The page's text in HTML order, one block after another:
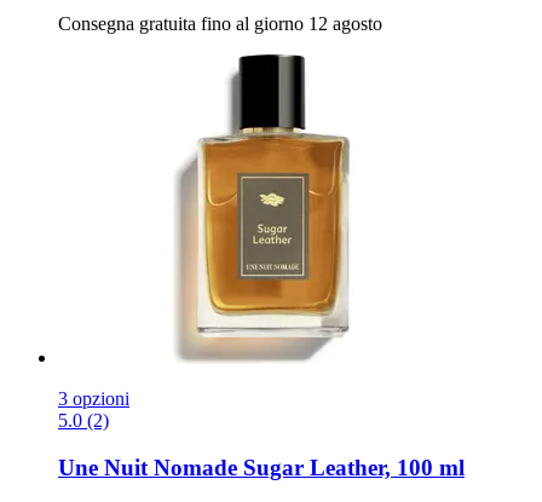
Consegna gratuita fino al giorno 12 agosto
3 opzioni
5.0 (2)
Une Nuit Nomade Sugar Leather, 100 ml